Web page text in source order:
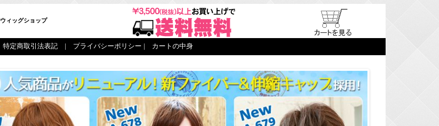
ッグショップ
特定商取引法表記| プライバシーポリシー カートの中身